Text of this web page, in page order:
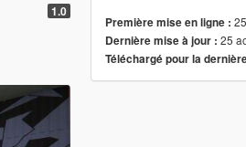
1.0
Première mise en ligne :
Dernière mise à jour : 25
Téléchargé pour la